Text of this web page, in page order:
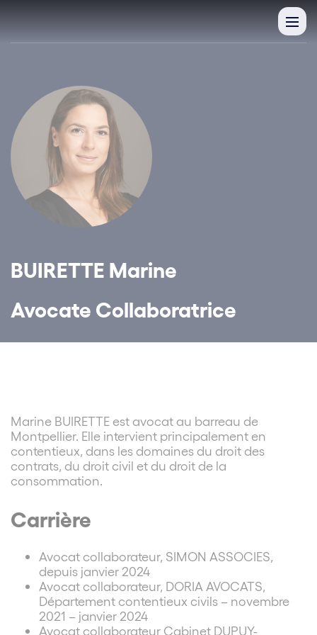
BUIRETTE Marine
Avocate Collaboratrice
Marine BUIRETTE est avocat au barreau de
Montpellier. Elle intervient principalement en
contentieux, dans les domaines du droit des
contrats, du droit civil et du droit de la
consommation.
Carrière
Avocat collaborateur, SIMON ASSOCIES,
depuis janvier 2024
Avocat collaborateur, DORIA AVOCATS,
Département contentieux civils – novembre
2021 – janvier 2024
Avocat collaborateur Cabinet DUPUY-